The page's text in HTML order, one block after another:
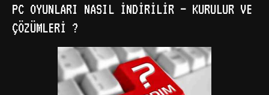
PC OYUNLARI NASIL İNDIRILIR – KURULUR VE
ÇÖZÜMLERI ?